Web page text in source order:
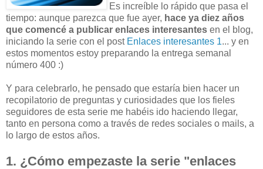
Es increíble lo rápido que pasa el
tiempo: aunque parezca que fue ayer, hace ya diez años
que comencé a publicar enlaces interesantes en el blog,
iniciando la serie con el post Enlaces interesantes 1... y en
estos momentos estoy preparando la entrega semanal
número 400 :)
Y para celebrarlo, he pensado que estaría bien hacer un
recopilatorio de preguntas y curiosidades que los fieles
seguidores de esta serie me habéis ido haciendo llegar,
tanto en persona como a través de redes sociales o mails, a
lo largo de estos años.
1. ¿Cómo empezaste la serie "enlaces